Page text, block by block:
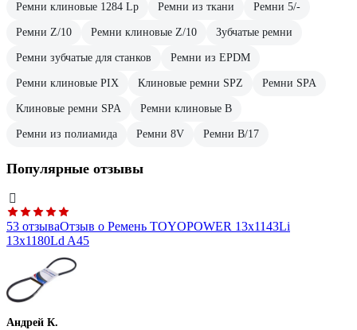
Ремни клиновые 1284 Lp Ремни из ткани Ремни 5/-
Ремни Z/10 Ремни клиновые Z/10 Зубчатые ремни
Ремни зубчатые для станков Ремни из EPDM
Ремни клиновые PIX Клиновые ремни SPZ Ремни SPA
Клиновые ремни SPA Ремни клиновые B
Ремни из полиамида Ремни 8V Ремни B/17
Популярные отзывы
53 отзываОтзыв о Ремень TOYOPOWER 13x1143Li
13x1180Ld A45
Андрей К.